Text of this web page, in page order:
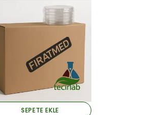
SEPETE EKLE